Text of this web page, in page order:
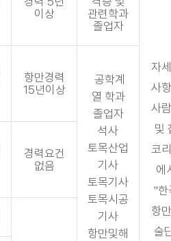
이상
관련학과
졸업자
자
사
사
및
코
에
"한
항
술
항만경력
15년이상
공학계
열 학과
졸업자
석사
토목산업
기사
토목기사
토목시공
기사
항만및해
경력요건
없음